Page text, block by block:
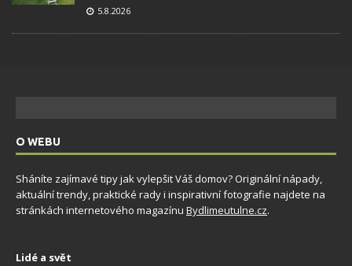
5.8.2026
O WEBU
Sháníte zajímavé tipy jak vylepšit Váš domov? Originální nápady,
aktuální trendy, praktické rady i inspirativní fotografie najdete na
stránkách internetového magazínu Bydlimeutulne.cz.
Lidé a svět